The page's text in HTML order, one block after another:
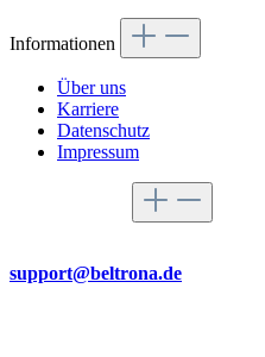
Informationen
Über uns
Karriere
Datenschutz
Impressum
support@beltrona.de